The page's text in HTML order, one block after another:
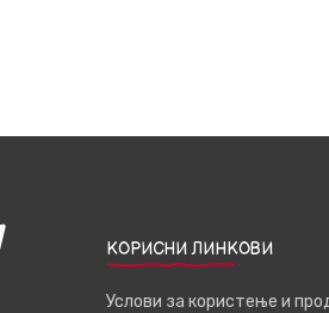
КОРИСНИ ЛИНКОВИ
Услови за користење и